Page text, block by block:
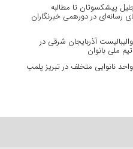
پیشکسوتان تا مطالبه
رسانه‌ای در دورهمی خبرنگاران
آذربایجان‌ شرقی در
ملی بانوان
نانوایی متخلف در تبریز پلمب